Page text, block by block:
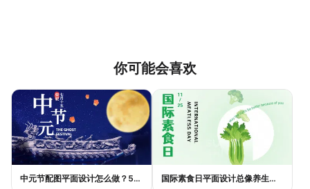
你可能会喜欢
中元节配图平面设计怎么做？5种风格模板轻松搞定节日氛围 国际素食日平面设计总像养生广告？三个思路让它变酷